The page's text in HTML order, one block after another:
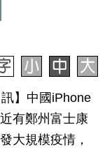
】中國iPhone
有鄭州富士康
大規模疫情，